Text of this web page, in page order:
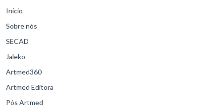
Início
Sobre nós
SECAD
Jaleko
Artmed360
Artmed Editora
Pós Artmed